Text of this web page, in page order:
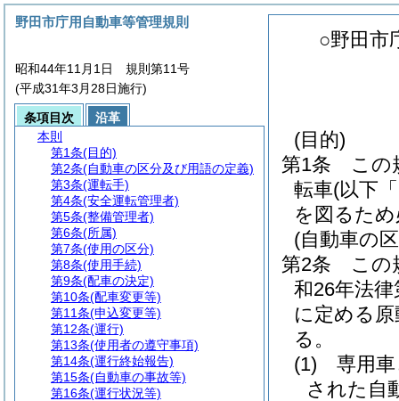
○野田市
(目的)
第1条
この
転車(以下
を図るた
(自動車の
第2条
この
和26年法律
に定める
る。
(1)
専用
された自
野田市庁用自動車等管理規則
昭和44年11月1日 規則第11号
(平成31年3月28日施行)
条項目次
沿革
本則
第1条(目的)
第2条(自動車の区分及び用語の定義)
第3条(運転手)
第4条(安全運転管理者)
第5条(整備管理者)
第6条(所属)
第7条(使用の区分)
第8条(使用手続)
第9条(配車の決定)
第10条(配車変更等)
第11条(申込変更等)
第12条(運行)
第13条(使用者の遵守事項)
第14条(運行終始報告)
第15条(自動車の事故等)
第16条(運行状況等)